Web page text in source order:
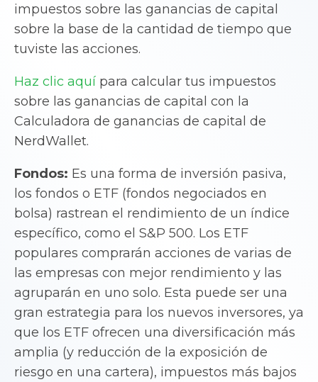
impuestos sobre las ganancias de capital
sobre la base de la cantidad de tiempo que
tuviste las acciones.
Haz clic aquí para calcular tus impuestos
sobre las ganancias de capital con la
Calculadora de ganancias de capital de
NerdWallet.
Fondos: Es una forma de inversión pasiva,
los fondos o ETF (fondos negociados en
bolsa) rastrean el rendimiento de un índice
específico, como el S&P 500. Los ETF
populares comprarán acciones de varias de
las empresas con mejor rendimiento y las
agruparán en uno solo. Esta puede ser una
gran estrategia para los nuevos inversores, ya
que los ETF ofrecen una diversificación más
amplia (y reducción de la exposición de
riesgo en una cartera), impuestos más bajos